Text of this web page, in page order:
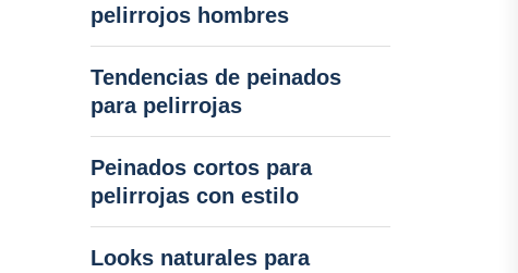
pelirrojos hombres
Tendencias de peinados
para pelirrojas
Peinados cortos para
pelirrojas con estilo
Looks naturales para